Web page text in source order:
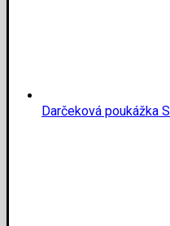
Darčeková poukážka S